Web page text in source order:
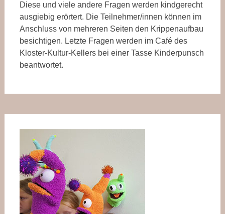
Diese und viele andere Fragen werden kindgerecht
ausgiebig erörtert. Die Teilnehmer/innen können im
Anschluss von mehreren Seiten den Krippenaufbau
besichtigen. Letzte Fragen werden im Café des
Kloster-Kultur-Kellers bei einer Tasse Kinderpunsch
beantwortet.